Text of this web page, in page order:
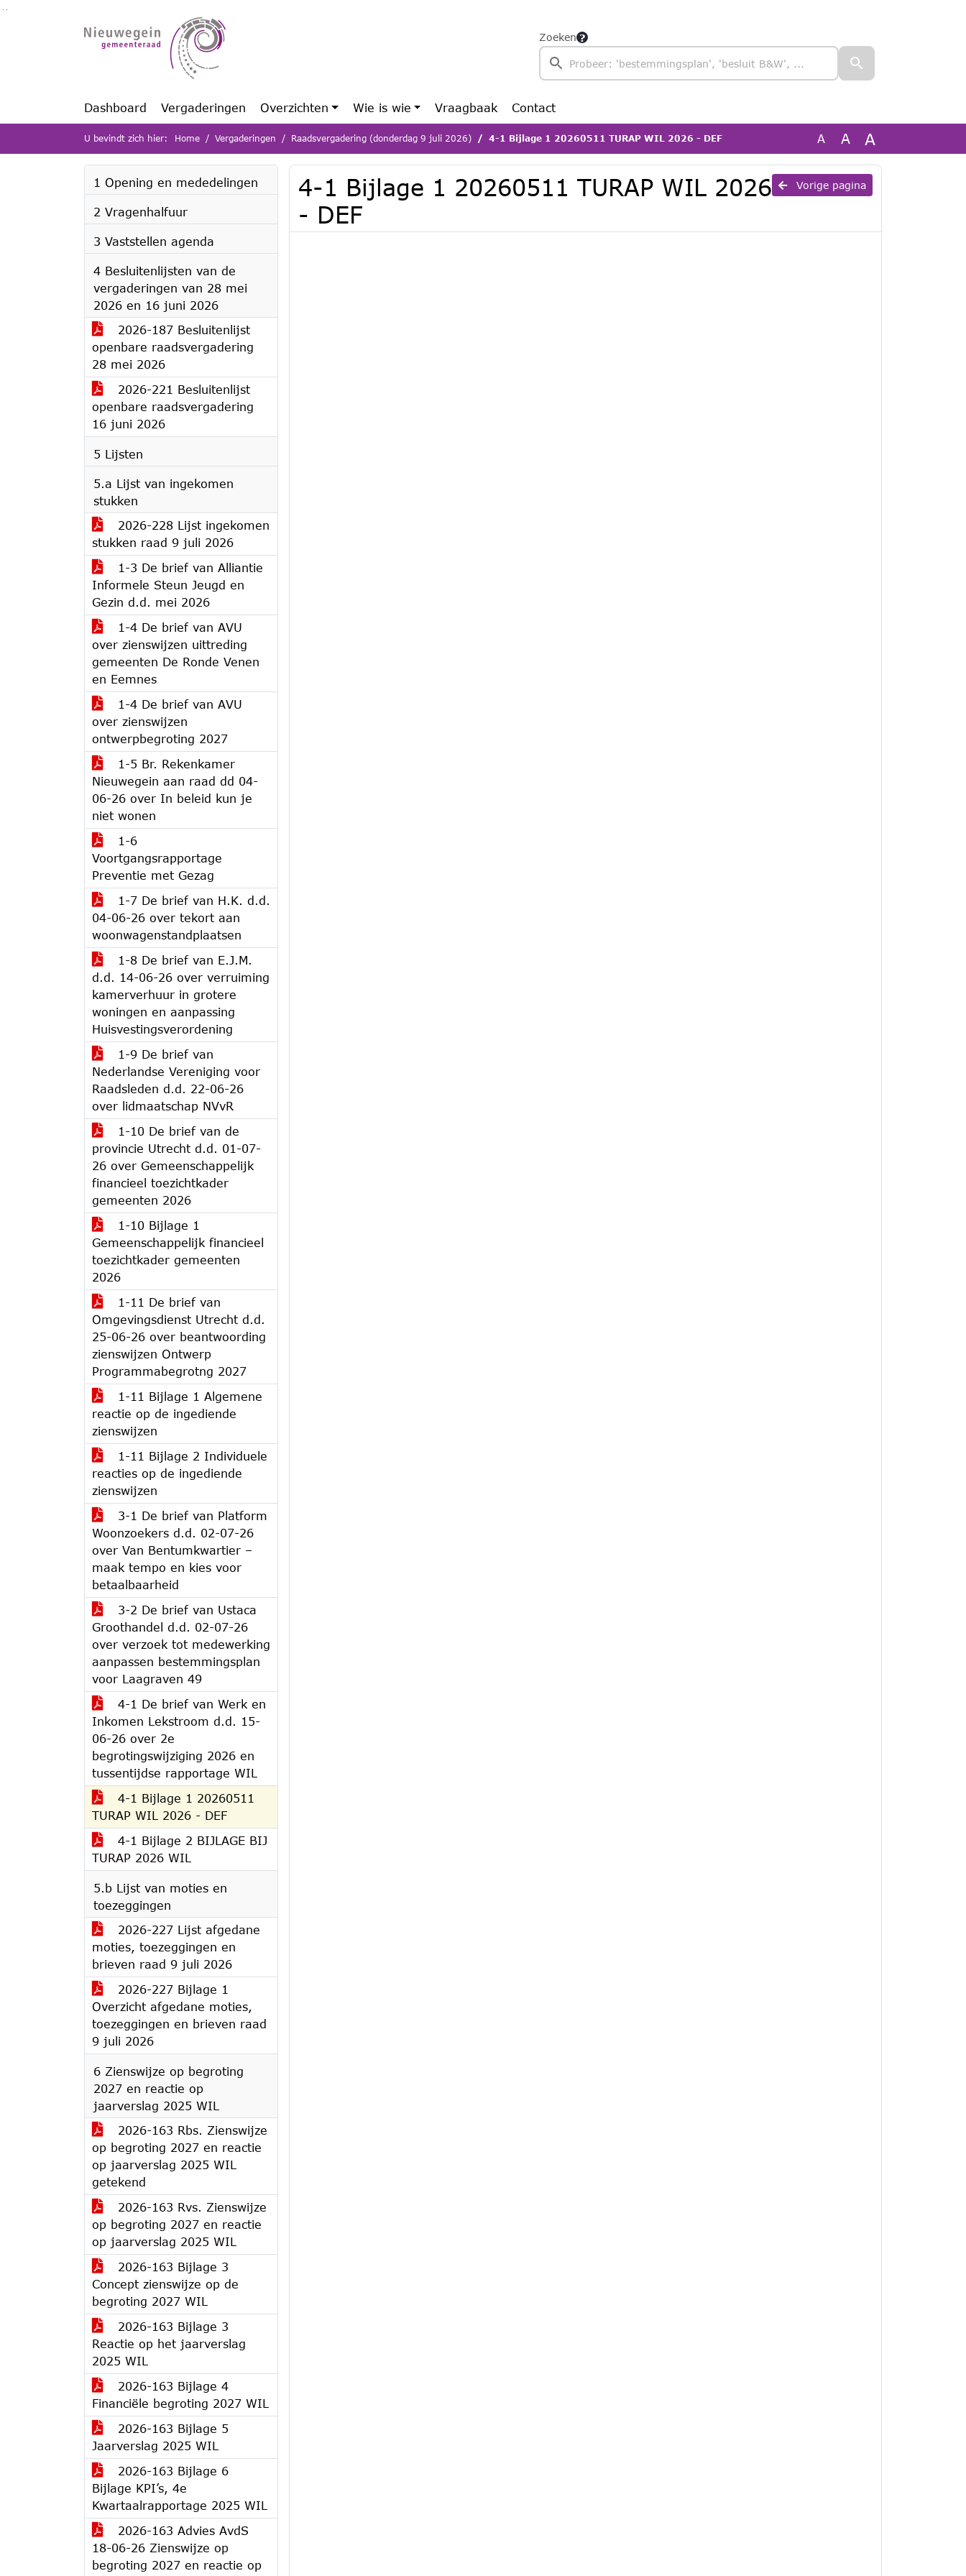
Ga naar de inhoud van deze pagina
Zoeken
Dashboard Vergaderingen Overzichten Wie is wie Vraagbaak Contact
U bevindt zich hier: Home Vergaderingen Raadsvergadering (donderdag 9 juli 2026) 4-1 Bijlage 1 20260511 TURAP WIL 2026 - DEF A A A
1 Opening en mededelingen
2 Vragenhalfuur
3 Vaststellen agenda
4 Besluitenlijsten van de
vergaderingen van 28 mei
2026 en 16 juni 2026
2026-187 Besluitenlijst
openbare raadsvergadering
28 mei 2026
2026-221 Besluitenlijst
openbare raadsvergadering
16 juni 2026
5 Lijsten
5.a Lijst van ingekomen
stukken
2026-228 Lijst ingekomen
stukken raad 9 juli 2026
1-3 De brief van Alliantie
Informele Steun Jeugd en
Gezin d.d. mei 2026
1-4 De brief van AVU
over zienswijzen uittreding
gemeenten De Ronde Venen
en Eemnes
1-4 De brief van AVU
over zienswijzen
ontwerpbegroting 2027
1-5 Br. Rekenkamer
Nieuwegein aan raad dd 04-
06-26 over In beleid kun je
niet wonen
1-6
Voortgangsrapportage
Preventie met Gezag
1-7 De brief van H.K. d.d.
04-06-26 over tekort aan
woonwagenstandplaatsen
1-8 De brief van E.J.M.
d.d. 14-06-26 over verruiming
kamerverhuur in grotere
woningen en aanpassing
Huisvestingsverordening
1-9 De brief van
Nederlandse Vereniging voor
Raadsleden d.d. 22-06-26
over lidmaatschap NVvR
1-10 De brief van de
provincie Utrecht d.d. 01-07-
26 over Gemeenschappelijk
financieel toezichtkader
gemeenten 2026
1-10 Bijlage 1
Gemeenschappelijk financieel
toezichtkader gemeenten
2026
1-11 De brief van
Omgevingsdienst Utrecht d.d.
25-06-26 over beantwoording
zienswijzen Ontwerp
Programmabegrotng 2027
1-11 Bijlage 1 Algemene
reactie op de ingediende
zienswijzen
1-11 Bijlage 2 Individuele
reacties op de ingediende
zienswijzen
3-1 De brief van Platform
Woonzoekers d.d. 02-07-26
over Van Bentumkwartier –
maak tempo en kies voor
betaalbaarheid
3-2 De brief van Ustaca
Groothandel d.d. 02-07-26
over verzoek tot medewerking
aanpassen bestemmingsplan
voor Laagraven 49
4-1 De brief van Werk en
Inkomen Lekstroom d.d. 15-
06-26 over 2e
begrotingswijziging 2026 en
tussentijdse rapportage WIL
4-1 Bijlage 1 20260511
TURAP WIL 2026 - DEF
4-1 Bijlage 2 BIJLAGE BIJ
TURAP 2026 WIL
5.b Lijst van moties en
toezeggingen
2026-227 Lijst afgedane
moties, toezeggingen en
brieven raad 9 juli 2026
2026-227 Bijlage 1
Overzicht afgedane moties,
toezeggingen en brieven raad
9 juli 2026
6 Zienswijze op begroting
2027 en reactie op
jaarverslag 2025 WIL
2026-163 Rbs. Zienswijze
op begroting 2027 en reactie
op jaarverslag 2025 WIL
getekend
2026-163 Rvs. Zienswijze
op begroting 2027 en reactie
op jaarverslag 2025 WIL
2026-163 Bijlage 3
Concept zienswijze op de
begroting 2027 WIL
2026-163 Bijlage 3
Reactie op het jaarverslag
2025 WIL
2026-163 Bijlage 4
Financiële begroting 2027 WIL
2026-163 Bijlage 5
Jaarverslag 2025 WIL
2026-163 Bijlage 6
Bijlage KPI’s, 4e
Kwartaalrapportage 2025 WIL
2026-163 Advies AvdS
18-06-26 Zienswijze op
begroting 2027 en reactie op
Vorige pagina
4-1 Bijlage 1 20260511 TURAP WIL 2026
- DEF